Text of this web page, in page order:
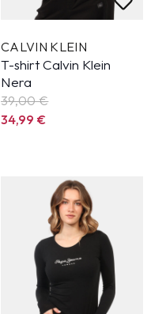
CALVIN KLEIN
T-shirt Calvin Klein
Nera
39,00 €
34,99€